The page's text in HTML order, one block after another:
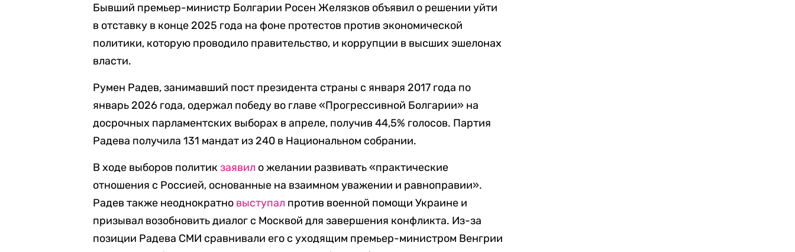
Бывший премьер-министр Болгарии Росен Желязков объявил о решении уйти
в отставку в конце 2025 года на фоне протестов против экономической
политики, которую проводило правительство, и коррупции в высших эшелонах
власти.
Румен Радев, занимавший пост президента страны с января 2017 года по
январь 2026 года, одержал победу во главе «Прогрессивной Болгарии» на
досрочных парламентских выборах в апреле, получив 44,5% голосов. Партия
Радева получила 131 мандат из 240 в Национальном собрании.
В ходе выборов политикзаявил о желании развивать «практические
отношения с Россией, основанные на взаимном уважении и равноправии».
Радев также неоднократно выступал против военной помощи Украине и
призывал возобновить диалог с Москвой для завершения конфликта. Из-за
позиции Радева СМИ сравнивали его с уходящим премьер-министром Венгрии